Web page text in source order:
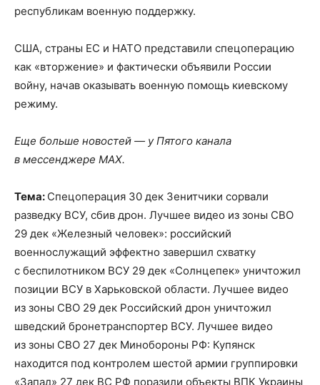
республикам военную поддержку.
США, страны ЕС и НАТО представили спецоперацию
как «вторжение» и фактически объявили России
войну, начав оказывать военную помощь киевскому
режиму.
Еще больше новостей — у Пятого канала
в мессенджере MAX.
Тема: Спецоперация 30 дек Зенитчики сорвали
разведку ВСУ, сбив дрон. Лучшее видео из зоны СВО
29 дек «Железный человек»: российский
военнослужащий эффектно завершил схватку
с беспилотником ВСУ 29 дек «Солнцепек» уничтожил
позиции ВСУ в Харьковской области. Лучшее видео
из зоны СВО 29 дек Российский дрон уничтожил
шведский бронетранспортер ВСУ. Лучшее видео
из зоны СВО 27 дек Минобороны РФ: Купянск
находится под контролем шестой армии группировки
«Запад» 27 дек ВС РФ поразили объекты ВПК Украины